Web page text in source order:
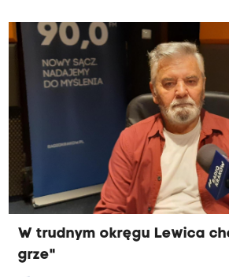
W trudnym okręgu Lewica
grze"